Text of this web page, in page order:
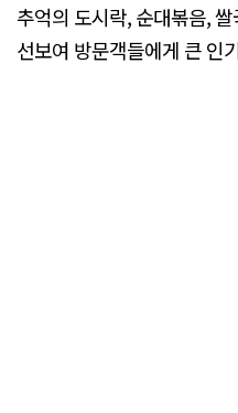
추억의 도시락, 순대볶음,
선보여 방문객들에게 큰 인